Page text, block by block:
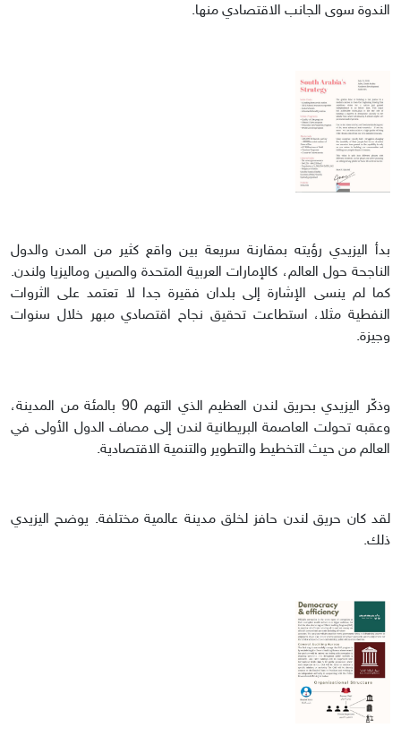
الندوة سوى الجانب الاقتصادي منها.
بدأ اليزيدي رؤيته بمقارنة سريعة بين واقع كثير من المدن والدول
الناجحة حول العالم، كالإمارات العربية المتحدة والصين وماليزيا ولندن.
كما لم ينسى الإشارة إلى بلدان فقيرة جدا لا تعتمد على الثروات
النفطية مثلا، استطاعت تحقيق نجاح اقتصادي مبهر خلال سنوات
وجيزة.
وذكّر اليزيدي بحريق لندن العظيم الذي التهم 90 بالمئة من المدينة،
وعقبه تحولت العاصمة البريطانية لندن إلى مصاف الدول الأولى في
العالم من حيث التخطيط والتطوير والتنمية الاقتصادية.
لقد كان حريق لندن حافز لخلق مدينة عالمية مختلفة. يوضح اليزيدي
ذلك.